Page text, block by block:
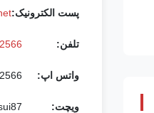
پست الکترونیک:
تلفن:
واتس اپ:
ویچت: